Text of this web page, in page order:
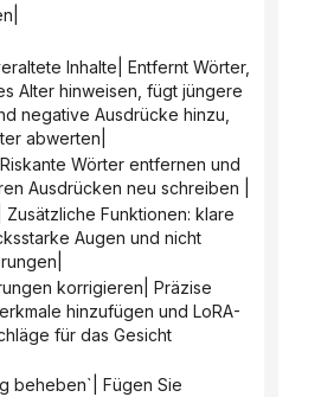
Alter hinweisen, fügt jüngere
negative Ausdrücke hinzu,
abwerten|
Ausdrücken neu schreiben |
Augen und nicht
hinzufügen und LoRA-
für das Gesicht